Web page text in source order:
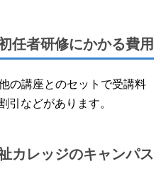
任者研修にかかる費用
の講座とのセットで受講料
引などがあります。
カレッジのキャンパス